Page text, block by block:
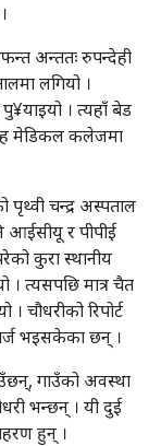
अन्ततः रुपन्देही
लगियो ।
। त्यहाँ बेड
मेडिकल कलेजमा
चन्द्र अस्पताल
आईसीयू र पीपीई
कुरा स्थानीय
। त्यसपछि मात्र चैत
चौधरीको रिपोर्ट
भइसकेका छन् ।
गाउँको अवस्था
भन्छन् । यी दुई
हुन् ।